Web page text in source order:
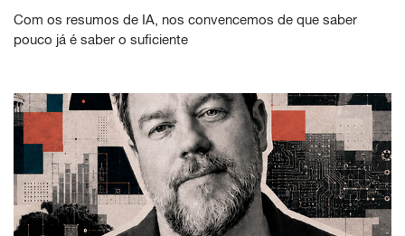
Com os resumos de IA, nos convencemos de que saber
pouco já é saber o suficiente